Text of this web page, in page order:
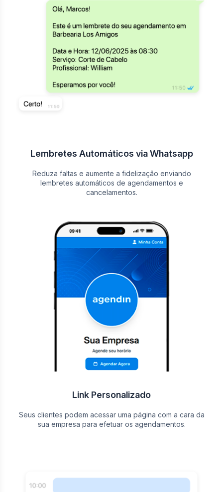
Lembretes Automáticos via Whatsapp
Reduza faltas e aumente a fidelização enviando
lembretes automáticos de agendamentos e
cancelamentos.
Link Personalizado
Seus clientes podem acessar uma página com a cara da
sua empresa para efetuar os agendamentos.